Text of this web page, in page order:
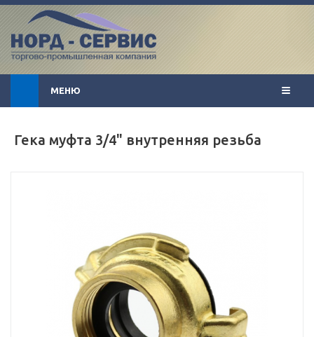
МЕНЮ
Гека муфта 3/4" внутренняя резьба